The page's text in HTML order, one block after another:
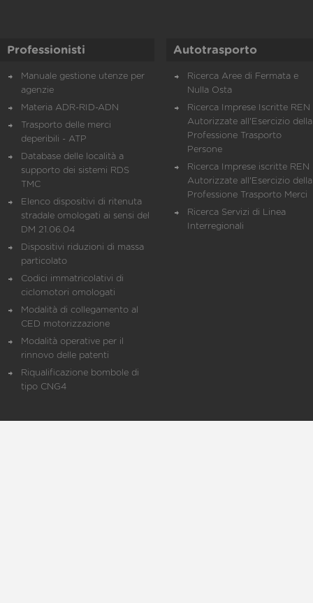
Professionisti
Manuale gestione utenze per
agenzie
Materia ADR-RID-ADN
Trasporto delle merci
deperibili - ATP
Database delle località a
supporto dei sistemi RDS
TMC
Elenco dispositivi di ritenuta
stradale omologati ai sensi del
DM 21.06.04
Dispositivi riduzioni di massa
particolato
Codici immatricolativi di
ciclomotori omologati
Modalità di collegamento al
CED motorizzazione
Modalità operative per il
rinnovo delle patenti
Riqualificazione bombole di
tipo CNG4
Autotrasporto
Ricerca Aree di Fermata e
Nulla Osta
Ricerca Imprese Iscritte REN
Autorizzate all'Esercizio della
Professione Trasporto
Persone
Ricerca Imprese iscritte REN
Autorizzate all'Esercizio della
Professione Trasporto Merci
Ricerca Servizi di Linea
Interregionali